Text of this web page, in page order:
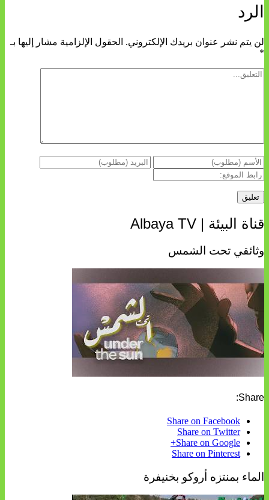
الرد
لن يتم نشر عنوان بريدك الإلكتروني. الحقول الإلزامية مشار إليها بـ
*
قناة البيئة | Albaya TV
وثائقي تحت الشمس
Share:
Share on Facebook
Share on Twitter
Share on Google+
Share on Pinterest
الماء بمنتزه أروكو بخنيفرة